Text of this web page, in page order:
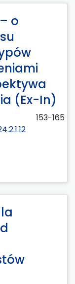
o
(Ex-In)
153-165